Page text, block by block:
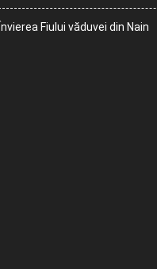
Învierea Fiului văduvei din Nain